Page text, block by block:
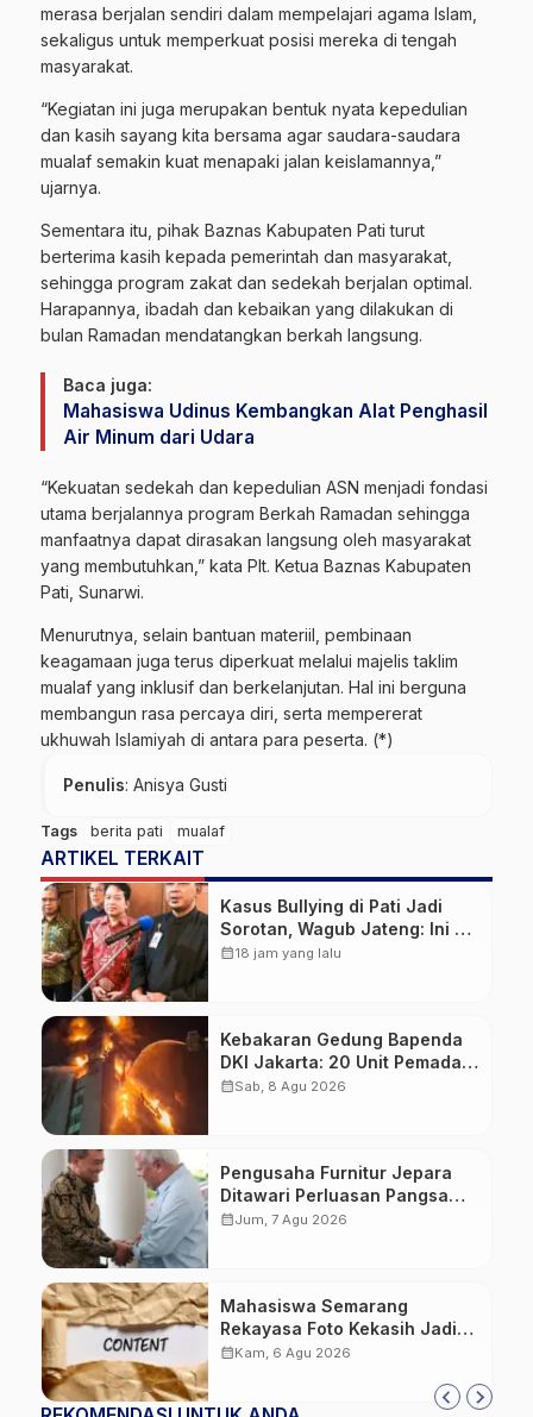
merasa berjalan sendiri dalam mempelajari agama Islam,
sekaligus untuk memperkuat posisi mereka di tengah
masyarakat.
“Kegiatan ini juga merupakan bentuk nyata kepedulian
dan kasih sayang kita bersama agar saudara-saudara
mualaf semakin kuat menapaki jalan keislamannya,”
ujarnya.
Sementara itu, pihak Baznas Kabupaten Pati turut
berterima kasih kepada pemerintah dan masyarakat,
sehingga program zakat dan sedekah berjalan optimal.
Harapannya, ibadah dan kebaikan yang dilakukan di
bulan Ramadan mendatangkan berkah langsung.
Baca juga:
Mahasiswa Udinus Kembangkan Alat Penghasil
Air Minum dari Udara
“Kekuatan sedekah dan kepedulian ASN menjadi fondasi
utama berjalannya program Berkah Ramadan sehingga
manfaatnya dapat dirasakan langsung oleh masyarakat
yang membutuhkan,” kata Plt. Ketua Baznas Kabupaten
Pati, Sunarwi.
Menurutnya, selain bantuan materiil, pembinaan
keagamaan juga terus diperkuat melalui majelis taklim
mualaf yang inklusif dan berkelanjutan. Hal ini berguna
membangun rasa percaya diri, serta mempererat
ukhuwah Islamiyah di antara para peserta. (*)
Penulis: Anisya Gusti
Tags berita pati mualaf
ARTIKEL TERKAIT
Kasus Bullying di Pati Jadi
Sorotan, Wagub Jateng: Ini PR
Bersama
calendar_month18 jam yang lalu
Kebakaran Gedung Bapenda
DKI Jakarta: 20 Unit Pemadam
dan 3 Bronto Skylift
calendar_monthSab, 8 Agu 2026
Pengusaha Furnitur Jepara
Ditawari Perluasan Pangsa
Pasar Hingga ke IKN
calendar_monthJum, 7 Agu 2026
Mahasiswa Semarang
Rekayasa Foto Kekasih Jadi
Konten Cabul karena Sakit
calendar_monthKam, 6 Agu 2026